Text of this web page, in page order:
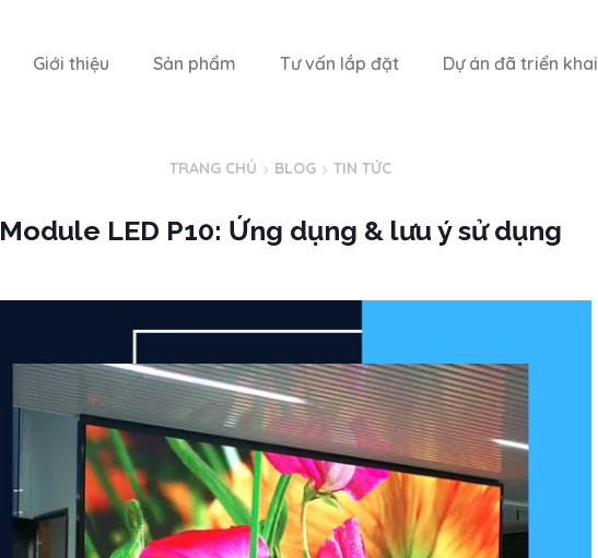
Giới thiệu Sản phẩm Tư vấn lắp đặt Dự án đã triển khai
TRANG CHỦ BLOG TIN TỨC
Module LED P10: Ứng dụng & lưu ý sử dụng